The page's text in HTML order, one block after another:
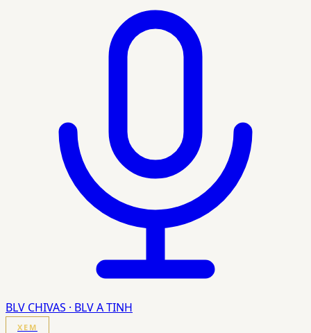
BLV CHIVAS · BLV A TINH
XEM